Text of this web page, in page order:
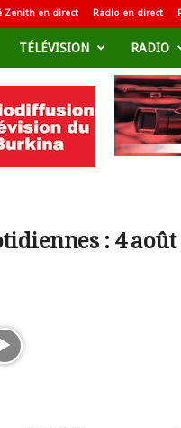
Zenith en direct Radio en direct
TÉLÉVISION RADIO
: 4 août